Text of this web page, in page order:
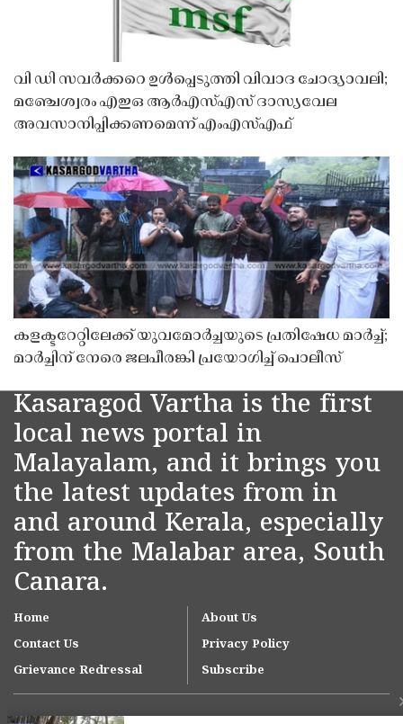
വി ഡി സവർക്കറെ ഉൾപ്പെടുത്തി വിവാദ ചോദ്യാവലി;
മഞ്ചേശ്വരം എഇഒ ആർഎസ്എസ് ദാസ്യവേല
അവസാനിപ്പിക്കണമെന്ന് എംഎസ്എഫ്
കളക്ടറേറ്റിലേക്ക് യുവമോർച്ചയുടെ പ്രതിഷേധ മാർച്ച്;
മാർച്ചിന് നേരെ ജലപീരങ്കി പ്രയോഗിച്ച് പൊലീസ്
Kasaragod Vartha is the first
local news portal in
Malayalam, and it brings you
the latest updates from in
and around Kerala, especially
from the Malabar area, South
Canara.
Home
About Us
Contact Us
Privacy Policy
Grievance Redressal
Subscribe